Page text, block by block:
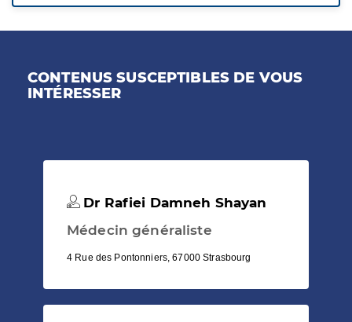
CONTENUS SUSCEPTIBLES DE VOUS
INTÉRESSER
Dr Rafiei Damneh Shayan
Médecin généraliste
4 Rue des Pontonniers, 67000 Strasbourg